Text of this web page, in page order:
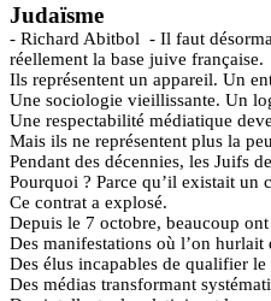
Judaïsme
- Richard Abitbol - Il faut
réellement la base juive française.
Ils représentent un appareil. Un
Une sociologie vieillissante. Un
Une respectabilité médiatique
Mais ils ne représentent plus la
Pendant des décennies, les Juifs
Pourquoi ? Parce qu’il existait un
Ce contrat a explosé.
Depuis le 7 octobre, beaucoup
Des manifestations où l’on hurlait
Des élus incapables de qualifier
Des médias transformant